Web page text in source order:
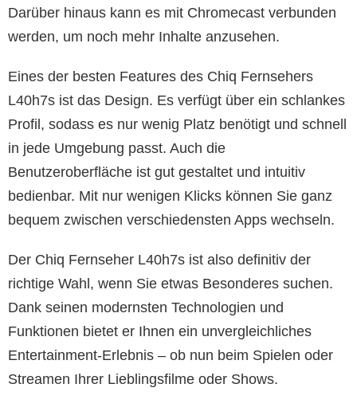
Darüber hinaus kann es mit Chromecast verbunden
werden, um noch mehr Inhalte anzusehen.
Eines der besten Features des Chiq Fernsehers
L40h7s ist das Design. Es verfügt über ein schlankes
Profil, sodass es nur wenig Platz benötigt und schnell
in jede Umgebung passt. Auch die
Benutzeroberfläche ist gut gestaltet und intuitiv
bedienbar. Mit nur wenigen Klicks können Sie ganz
bequem zwischen verschiedensten Apps wechseln.
Der Chiq Fernseher L40h7s ist also definitiv der
richtige Wahl, wenn Sie etwas Besonderes suchen.
Dank seinen modernsten Technologien und
Funktionen bietet er Ihnen ein unvergleichliches
Entertainment-Erlebnis – ob nun beim Spielen oder
Streamen Ihrer Lieblingsfilme oder Shows.